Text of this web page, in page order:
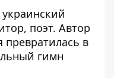
поэт. Автор
превратилась в
гимн